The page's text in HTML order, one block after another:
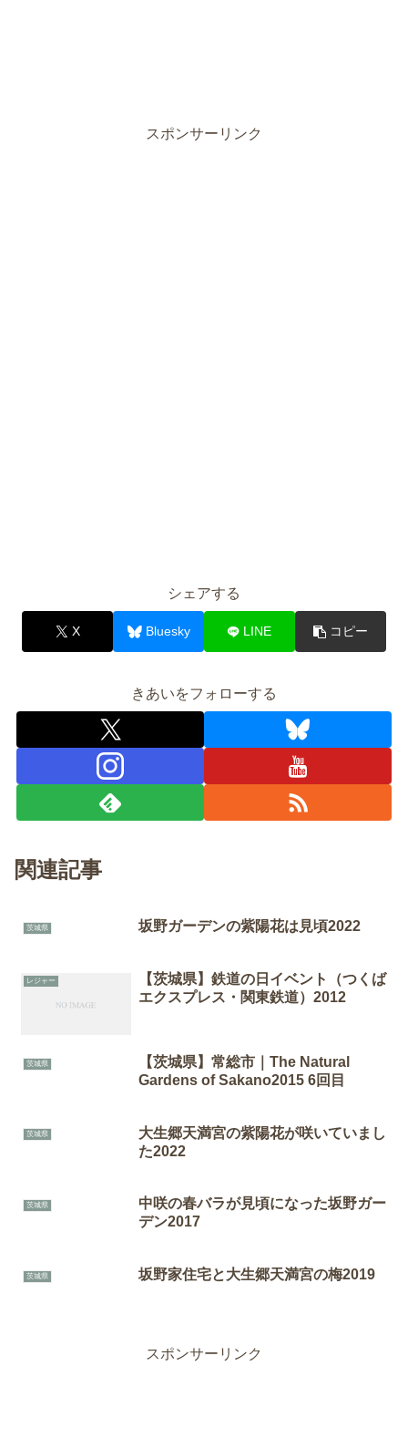
スポンサーリンク
シェアする
X Bluesky LINE コピー
きあいをフォローする
関連記事
茨城県 坂野ガーデンの紫陽花は見頃2022
レジャー
【茨城県】鉄道の日イベント（つくば
エクスプレス・関東鉄道）2012
茨城県
【茨城県】常総市｜The Natural
Gardens of Sakano2015 6回目
茨城県
大生郷天満宮の紫陽花が咲いていまし
た2022
茨城県
中咲の春バラが見頃になった坂野ガー
デン2017
茨城県 坂野家住宅と大生郷天満宮の梅2019
スポンサーリンク